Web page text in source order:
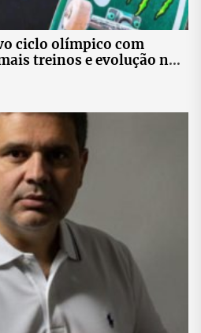
ciclo olímpico com
treinos e evolução no